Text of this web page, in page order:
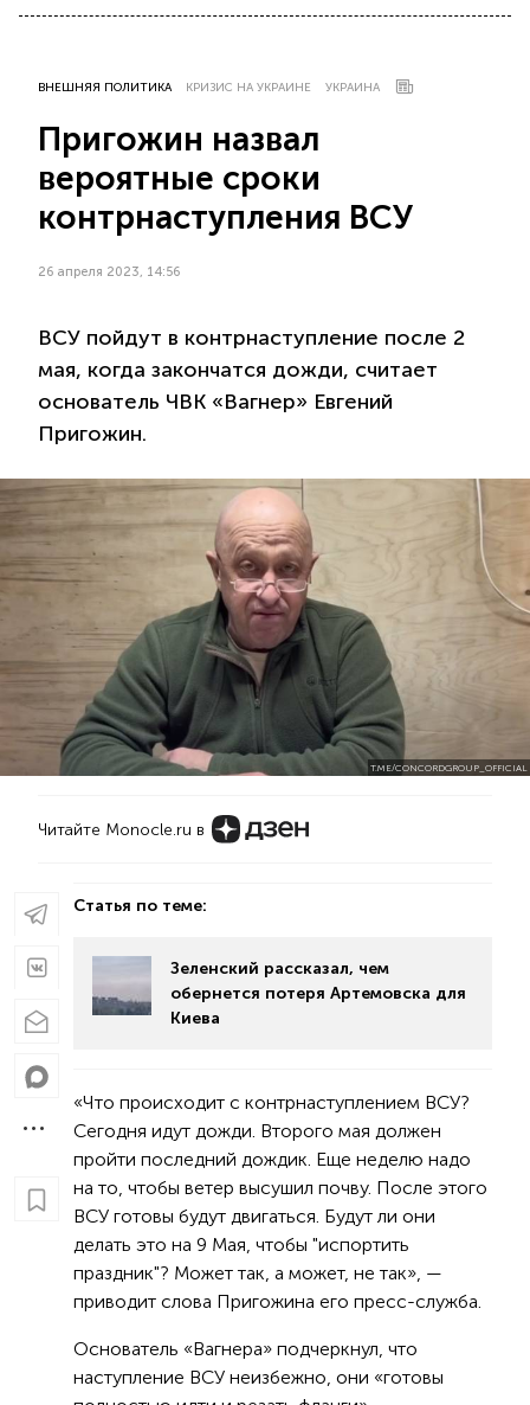
ВНЕШНЯЯ ПОЛИТИКА КРИЗИС НА УКРАИНЕ УКРАИНА
Пригожин назвал
вероятные сроки
контрнаступления ВСУ
26 апреля 2023, 14:56
ВСУ пойдут в контрнаступление после 2
мая, когда закончатся дожди, считает
основатель ЧВК «Вагнер» Евгений
Пригожин.
T.ME/CONCORDGROUP_OFFICIAL
Читайте Monocle.ru в
Статья по теме:
Зеленский рассказал, чем
обернется потеря Артемовска для
Киева
«Что происходит с контрнаступлением ВСУ?
Сегодня идут дожди. Второго мая должен
пройти последний дождик. Еще неделю надо
на то, чтобы ветер высушил почву. После этого
ВСУ готовы будут двигаться. Будут ли они
делать это на 9 Мая, чтобы "испортить
праздник"? Может так, а может, не так», —
приводит слова Пригожина его пресс-служба.
Основатель «Вагнера» подчеркнул, что
наступление ВСУ неизбежно, они «готовы